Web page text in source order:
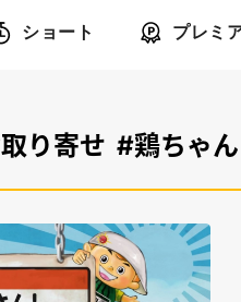
ショート プレミ
り寄せ #鶏ちゃん